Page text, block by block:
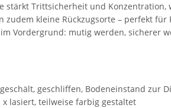
stärkt Trittsicherheit und
kleine Rückzugsorte – perfekt für
Vordergrund: mutig werden, sicherer
geschliffen, Bodeneinstand zur
x lasiert, teilweise farbig gestaltet